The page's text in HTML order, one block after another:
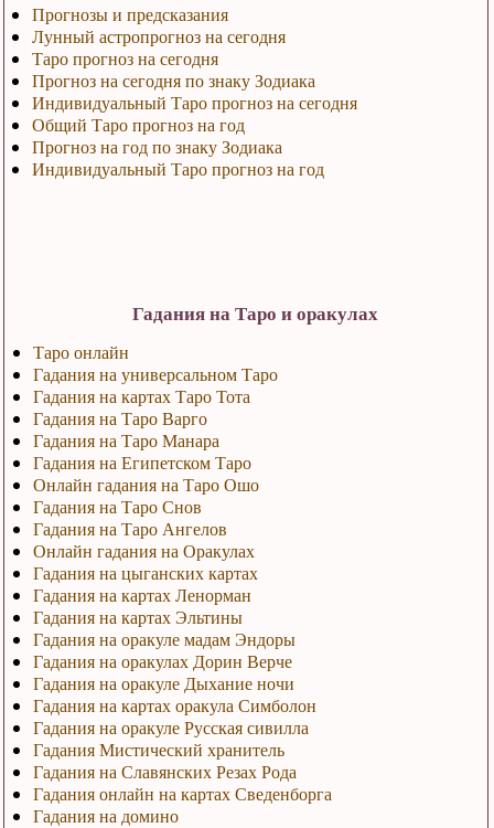
Прогнозы и предсказания
Лунный астропрогноз на сегодня
Таро прогноз на сегодня
Прогноз на сегодня по знаку Зодиака
Индивидуальный Таро прогноз на сегодня
Общий Таро прогноз на год
Прогноз на год по знаку Зодиака
Индивидуальный Таро прогноз на год
Гадания на Таро и оракулах
Таро онлайн
Гадания на универсальном Таро
Гадания на картах Таро Тота
Гадания на Таро Варго
Гадания на Таро Манара
Гадания на Египетском Таро
Онлайн гадания на Таро Ошо
Гадания на Таро Снов
Гадания на Таро Ангелов
Онлайн гадания на Оракулах
Гадания на цыганских картах
Гадания на картах Ленорман
Гадания на картах Эльтины
Гадания на оракуле мадам Эндоры
Гадания на оракулах Дорин Верче
Гадания на оракуле Дыхание ночи
Гадания на картах оракула Симболон
Гадания на оракуле Русская сивилла
Гадания Мистический хранитель
Гадания на Славянских Резах Рода
Гадания онлайн на картах Сведенборга
Гадания на домино